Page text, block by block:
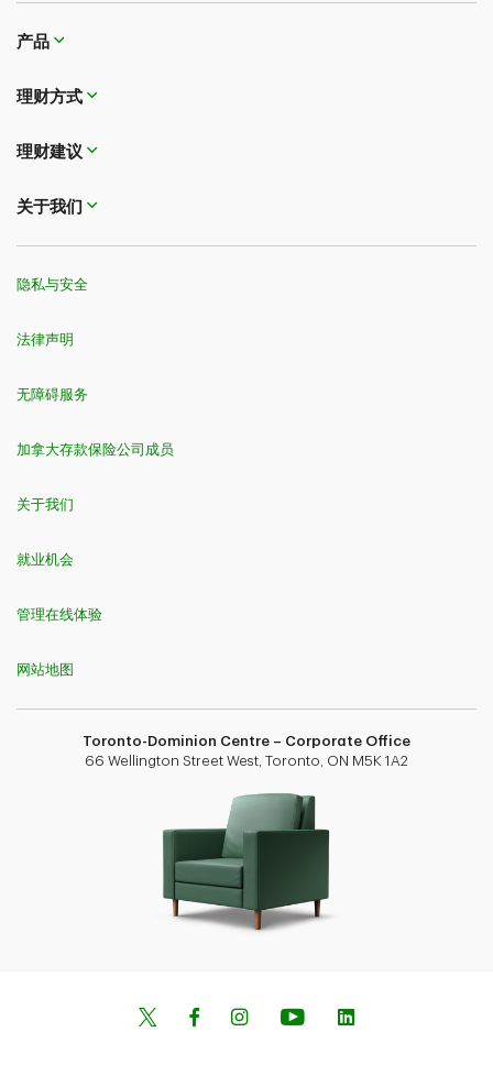
产品
理财方式
理财建议
关于我们
隐私与安全
法律声明
无障碍服务
加拿大存款保险公司成员
关于我们
就业机会
管理在线体验
网站地图
Toronto-Dominion Centre – Corporate Office
66 Wellington Street West, Toronto, ON M5K 1A2